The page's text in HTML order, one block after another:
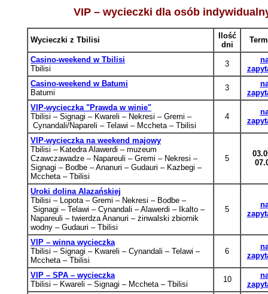
VIP – wycieczki dla osób
Wycieczki z Tbilisi
Ilość
dni
Casino-weekend w Tbilisi
Tbilisi
3
Casino-weekend w Batumi
Batumi
3
VIP-wycieczka "Prawda w winie"
Tbilisi – Signagi – Kwareli – Nekresi – Gremi –
Cynandali/Napareli – Telawi – Mccheta – Tbilisi
4
VIP-wycieczka na weekend majowy
Tbilisi – Katedra Alawerdi – muzeum
Czawczawadze – Napareuli – Gremi – Nekresi –
Signagi – Bodbe – Ananuri – Gudauri – Kazbegi –
Mccheta – Tbilisi
5
Uroki dolina Alazańskiej
Tbilisi – Lopota – Gremi – Nekresi – Bodbe –
Signagi – Telawi – Cynandali – Alawerdi – Ikalto –
Napareuli – twierdza Ananuri – żinwalski zbiornik
wodny – Gudauri – Tbilisi
5
VIP – winna wycieczka
Tbilisi – Signagi – Kwareli – Cynandali – Telawi –
Mccheta – Tbilisi
6
VIP – SPA – wycieczka
Tbilisi – Kwareli – Signagi – Mccheta – Tbilisi
10